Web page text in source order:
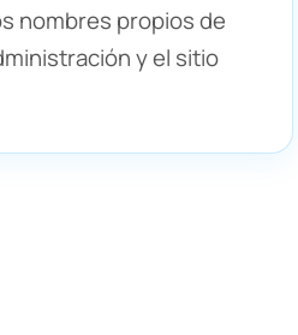
nombres propios de
y el sitio